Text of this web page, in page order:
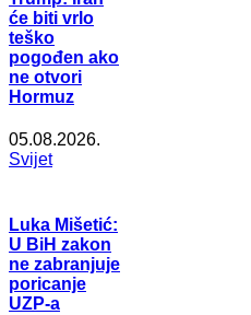
će biti vrlo
teško
pogođen ako
ne otvori
Hormuz
05.08.2026.
Svijet
Luka Mišetić:
U BiH zakon
ne zabranjuje
poricanje
UZP-a